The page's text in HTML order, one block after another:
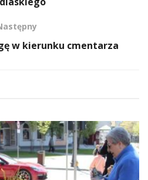
w kierunku cmentarza